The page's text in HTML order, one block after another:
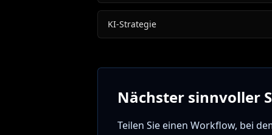
KI-Strategie
Nächster sinnvoller
Teilen Sie einen Workflow, bei